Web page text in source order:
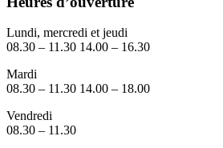
Lundi, mercredi et jeudi
08.30 – 11.30 14.00 – 16.30
Mardi
08.30 – 11.30 14.00 – 18.00
Vendredi
08.30 – 11.30